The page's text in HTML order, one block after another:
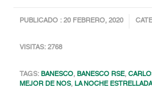
PUBLICADO : 20 FEBRERO, 2020
VISITAS: 2768
TAGS:BANESCO,BANESCO RSE,
MEJOR DE NOS,LA NOCHE